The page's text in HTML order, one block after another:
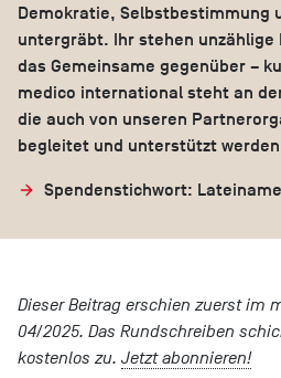
Demokratie, Selbstbestimmung
untergräbt. Ihr stehen unzählige
das Gemeinsame gegenüber –
medico international steht an
die auch von unseren
begleitet und unterstützt
Spendenstichwort:
Dieser Beitrag erschien zuerst im
04/2025. Das Rundschreiben
kostenlos zu. Jetzt abonnieren!